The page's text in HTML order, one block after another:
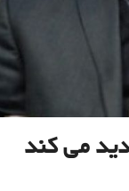
می کند